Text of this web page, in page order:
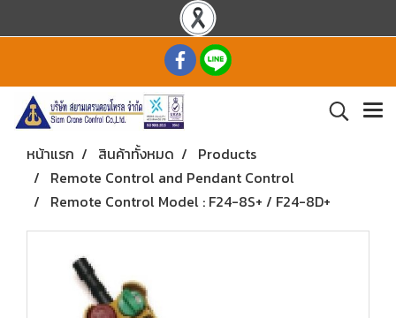
หน้าแรก สินค้าทั้งหมด
Products
Remote Control and Pendant Control
Remote Control Model : F24-8S+ / F24-8D+